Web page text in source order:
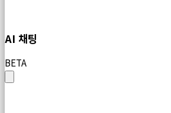
AI 채팅
BETA